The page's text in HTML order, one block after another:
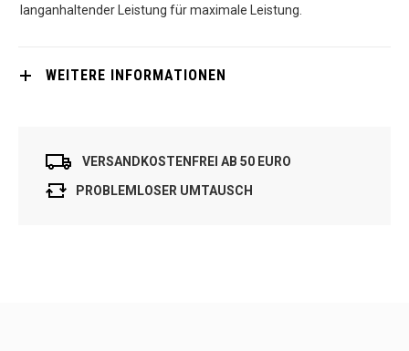
langanhaltender Leistung für maximale Leistung.
WEITERE INFORMATIONEN
VERSANDKOSTENFREI AB 50 EURO
PROBLEMLOSER UMTAUSCH